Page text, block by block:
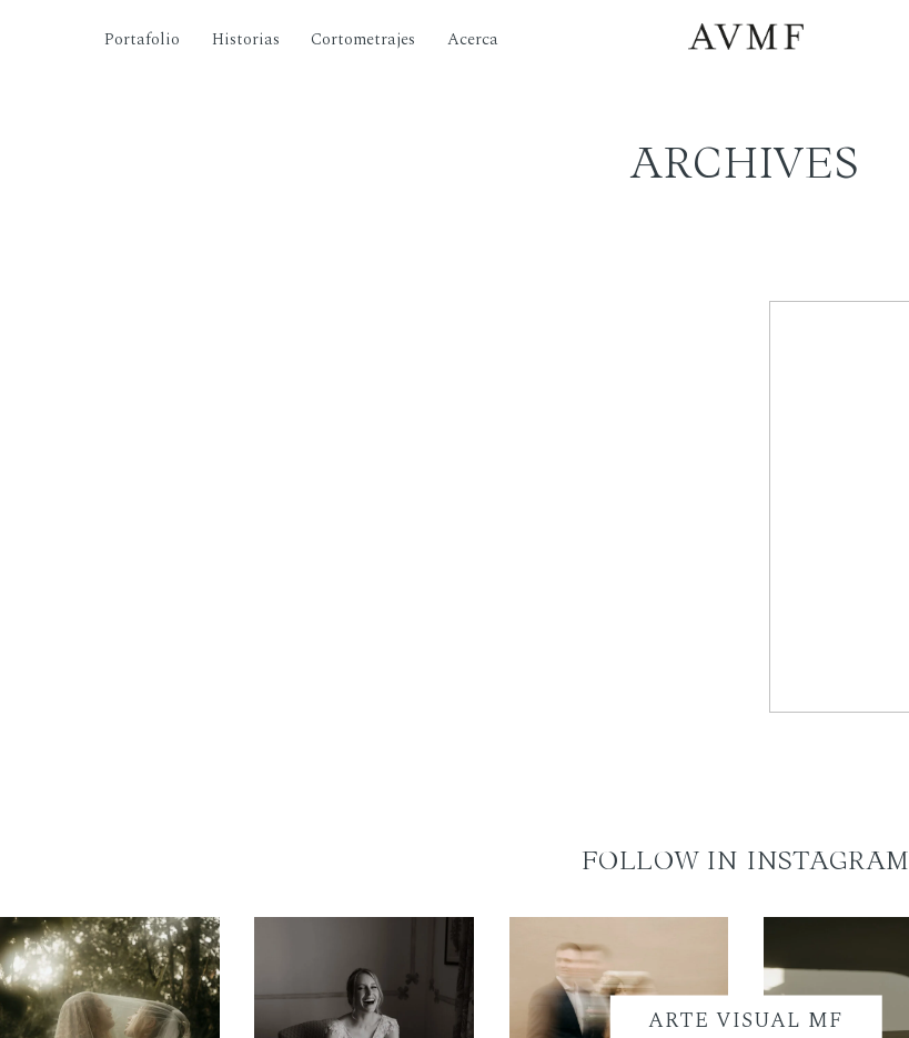
Portafolio Historias Cortometrajes Acerca
ARCHIVES
FOLLOW IN INSTAGRAM
ARTE VISUAL MF